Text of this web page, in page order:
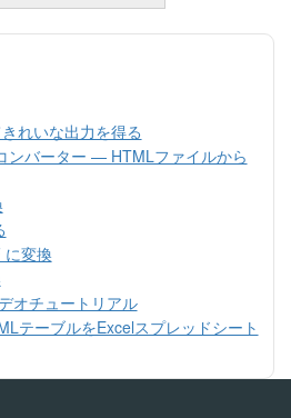
れいな出力を得る
ンバーター — HTMLファイルから
に変換
オチュートリアル
テーブルをExcelスプレッドシート